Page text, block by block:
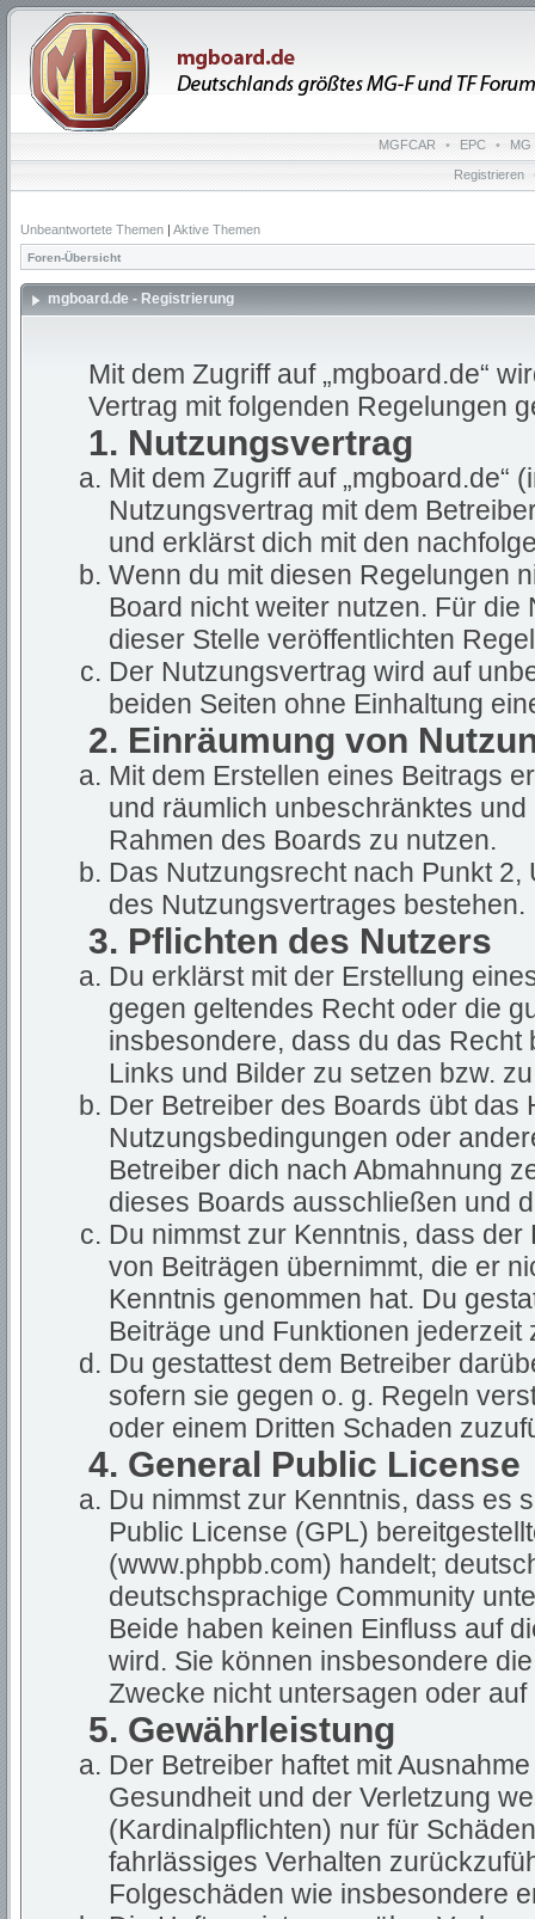
MGFCAR • EPC • MG
Registrieren
Unbeantwortete Themen | Aktive Themen
Foren-Übersicht
mgboard.de - Registrierung
Mit dem Zugriff auf „mgboard.de“
Vertrag mit folgenden Regelungen
1. Nutzungsvertrag
Mit dem Zugriff auf „mgboard.de“
Nutzungsvertrag mit dem
und erklärst dich mit den
Wenn du mit diesen Regelungen
Board nicht weiter nutzen. Für
dieser Stelle veröffentlichten
Der Nutzungsvertrag wird auf
beiden Seiten ohne Einhaltung
2. Einräumung von
Mit dem Erstellen eines Beitrags
und räumlich unbeschränktes
Rahmen des Boards zu nutzen.
Das Nutzungsrecht nach Punkt
des Nutzungsvertrages bestehen.
3. Pflichten des Nutzers
Du erklärst mit der Erstellung
gegen geltendes Recht oder die
insbesondere, dass du das
Links und Bilder zu setzen bzw.
Der Betreiber des Boards übt
Nutzungsbedingungen oder
Betreiber dich nach Abmahnung
dieses Boards ausschließen und
Du nimmst zur Kenntnis, dass
von Beiträgen übernimmt, die er
Kenntnis genommen hat. Du
Beiträge und Funktionen
Du gestattest dem Betreiber
sofern sie gegen o. g. Regeln
oder einem Dritten Schaden
4. General Public License
Du nimmst zur Kenntnis, dass es
Public License (GPL)
(www.phpbb.com) handelt;
deutschsprachige Community
Beide haben keinen Einfluss auf
wird. Sie können insbesondere
Zwecke nicht untersagen oder
5. Gewährleistung
Der Betreiber haftet mit
Gesundheit und der Verletzung
(Kardinalpflichten) nur für
fahrlässiges Verhalten
Folgeschäden wie insbesondere